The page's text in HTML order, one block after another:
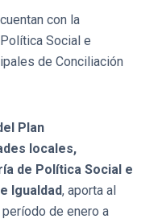
con la
Social e
de Conciliación
Plan
locales,
de Política Social e
Igualdad, aporta al
de enero a